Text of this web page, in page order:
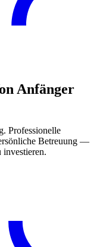
Anfänger
Professionelle
Betreuung —
investieren.